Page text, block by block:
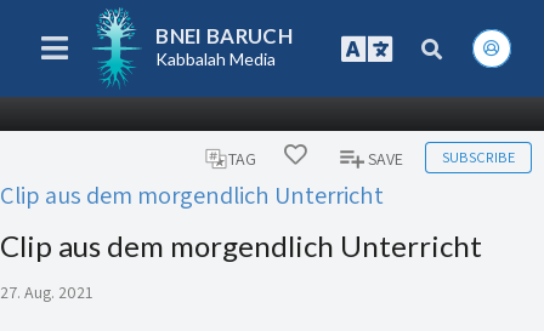
BNEI BARUCH
Kabbalah Media
TAG SAVE SUBSCRIBE
Clip aus dem morgendlich Unterricht
Clip aus dem morgendlich Unterricht
27. Aug. 2021